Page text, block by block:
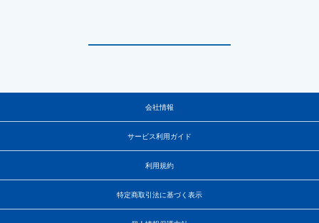
会社情報
サービス利用ガイド
利用規約
特定商取引法に基づく表示